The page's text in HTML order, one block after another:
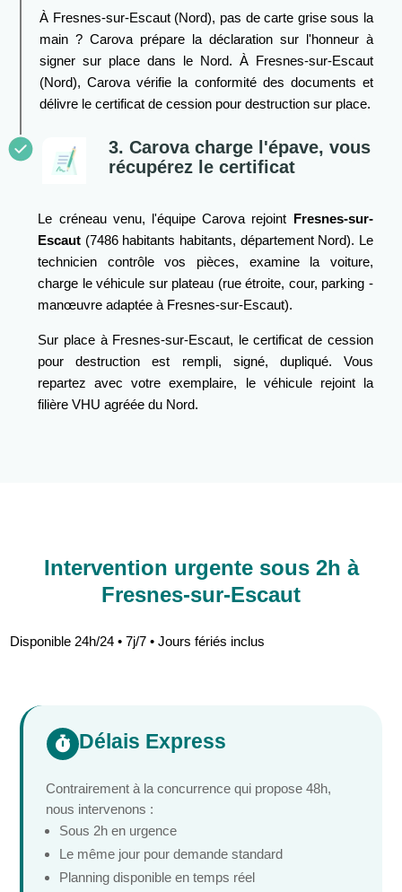
À Fresnes-sur-Escaut (Nord), pas de carte grise sous la
main ? Carova prépare la déclaration sur l'honneur à
signer sur place dans le Nord. À Fresnes-sur-Escaut
(Nord), Carova vérifie la conformité des documents et
délivre le certificat de cession pour destruction sur place.
3. Carova charge l'épave, vous
récupérez le certificat
Le créneau venu, l'équipe Carova rejoint Fresnes-sur-
Escaut (7486 habitants habitants, département Nord). Le
technicien contrôle vos pièces, examine la voiture,
charge le véhicule sur plateau (rue étroite, cour, parking -
manœuvre adaptée à Fresnes-sur-Escaut).
Sur place à Fresnes-sur-Escaut, le certificat de cession
pour destruction est rempli, signé, dupliqué. Vous
repartez avec votre exemplaire, le véhicule rejoint la
filière VHU agréée du Nord.
Intervention urgente sous 2h à
Fresnes-sur-Escaut
Disponible 24h/24 • 7j/7 • Jours fériés inclus
 Délais Express
Contrairement à la concurrence qui propose 48h,
nous intervenons :
Sous 2h en urgence
Le même jour pour demande standard
Planning disponible en temps réel